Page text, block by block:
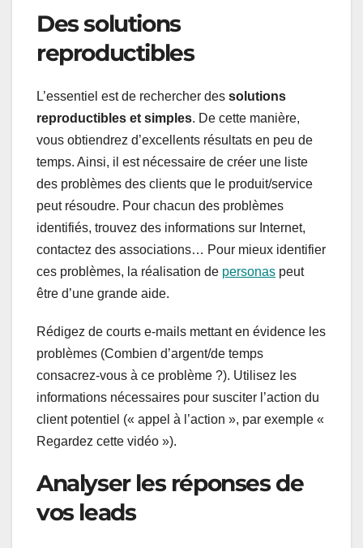
Des solutions
reproductibles
L’essentiel est de rechercher des solutions
reproductibles et simples. De cette manière,
vous obtiendrez d’excellents résultats en peu de
temps. Ainsi, il est nécessaire de créer une liste
des problèmes des clients que le produit/service
peut résoudre. Pour chacun des problèmes
identifiés, trouvez des informations sur Internet,
contactez des associations… Pour mieux identifier
ces problèmes, la réalisation de personas peut
être d’une grande aide.
Rédigez de courts e-mails mettant en évidence les
problèmes (Combien d’argent/de temps
consacrez-vous à ce problème ?). Utilisez les
informations nécessaires pour susciter l’action du
client potentiel (« appel à l’action », par exemple «
Regardez cette vidéo »).
Analyser les réponses de
vos leads